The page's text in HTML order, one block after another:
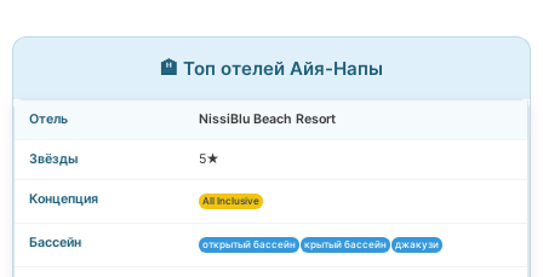
🏨 Топ отелей Айя-Напы
NissiBlu Beach Resort
5★
All Inclusive
открытый бассейн крытый бассейн джакузи